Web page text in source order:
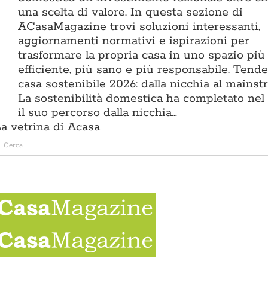
una scelta di valore. In questa sezione di
ACasaMagazine trovi soluzioni interessanti,
aggiornamenti normativi e ispirazioni per
trasformare la propria casa in uno spazio più
efficiente, più sano e più responsabile.
casa sostenibile 2026: dalla nicchia al
La sostenibilità domestica ha completato nel
il suo percorso dalla nicchia…
vetrina di Acasa